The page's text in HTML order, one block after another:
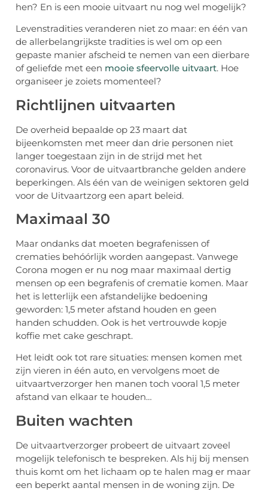
hen? En is een mooie uitvaart nu nog wel mogelijk?
Levenstradities veranderen niet zo maar: en één van
de allerbelangrijkste tradities is wel om op een
gepaste manier afscheid te nemen van een dierbare
of geliefde met een mooie sfeervolle uitvaart. Hoe
organiseer je zoiets momenteel?
Richtlijnen uitvaarten
De overheid bepaalde op 23 maart dat
bijeenkomsten met meer dan drie personen niet
langer toegestaan zijn in de strijd met het
coronavirus. Voor de uitvaartbranche gelden andere
beperkingen. Als één van de weinigen sektoren geld
voor de Uitvaartzorg een apart beleid.
Maximaal 30
Maar ondanks dat moeten begrafenissen of
crematies behóórlijk worden aangepast. Vanwege
Corona mogen er nu nog maar maximaal dertig
mensen op een begrafenis of crematie komen. Maar
het is letterlijk een afstandelijke bedoening
geworden: 1,5 meter afstand houden en geen
handen schudden. Ook is het vertrouwde kopje
koffie met cake geschrapt.
Het leidt ook tot rare situaties: mensen komen met
zijn vieren in één auto, en vervolgens moet de
uitvaartverzorger hen manen toch vooral 1,5 meter
afstand van elkaar te houden…
Buiten wachten
De uitvaartverzorger probeert de uitvaart zoveel
mogelijk telefonisch te bespreken. Als hij bij mensen
thuis komt om het lichaam op te halen mag er maar
een beperkt aantal mensen in de woning zijn. De